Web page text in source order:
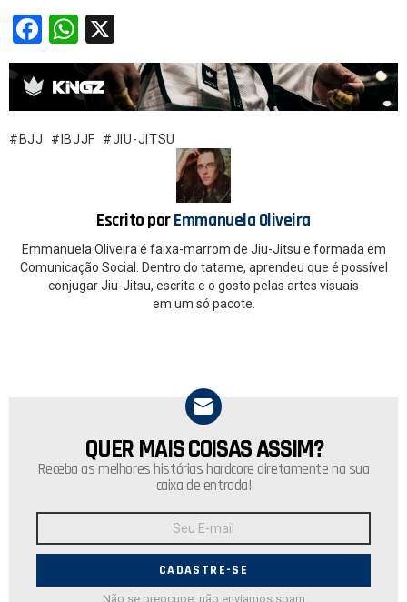
F
a
ce
b
o
W
h
at
s
A
BJJ IBJJF JIU-JITSU
Escrito porEmmanuela Oliveira
Emmanuela Oliveira é faixa-marrom de Jiu-Jitsu e formada em
Comunicação Social. Dentro do tatame, aprendeu que é possível
conjugar Jiu-Jitsu, escrita e o gosto pelas artes visuais
em um só pacote.
NEWSLETTER
QUER MAIS COISAS ASSIM?
Receba as melhores histórias hardcore diretamente na sua
caixa de entrada!
E-
Não se preocupe, não enviamos spam